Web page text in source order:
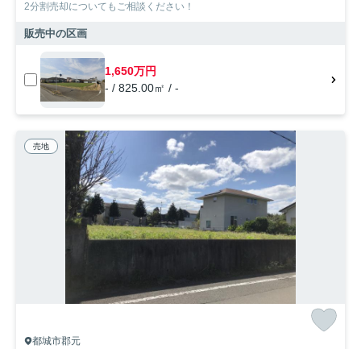
2分割売却についてもご相談ください！
販売中の区画
1,650万円
- / 825.00㎡ / -
売地
都城市郡元